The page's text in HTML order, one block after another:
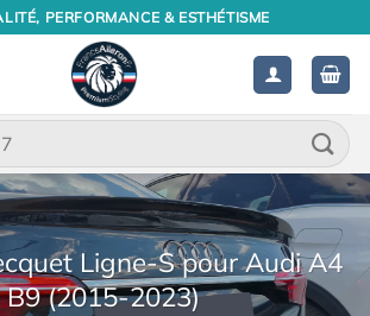
PERFORMANCE & ESTHÉTISME
Ligne-S pour Audi A4
B9 (2015-2023)